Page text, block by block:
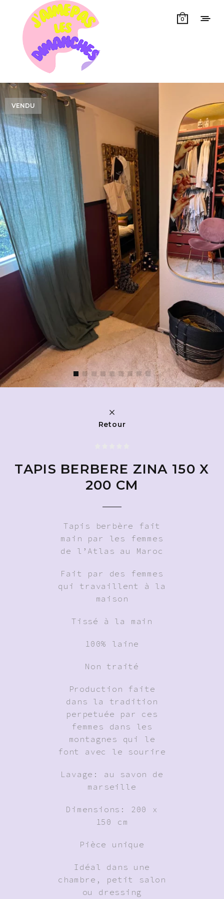
0
VENDU
Retour
TAPIS BERBERE ZINA 150 X
200 CM
Tapis berbère fait
main par les femmes
de l’Atlas au Maroc
Fait par des femmes
qui travaillent à la
maison
Tissé à la main
100% laine
Non traité
Production faite
dans la tradition
perpetuée par ces
femmes dans les
montagnes qui le
font avec le sourire
Lavage: au savon de
marseille
Dimensions: 200 x
150 cm
Pièce unique
Idéal dans une
chambre, petit salon
ou dressing